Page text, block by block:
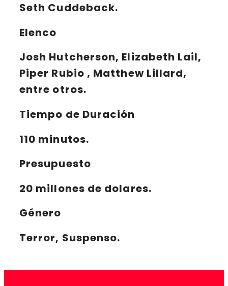
Seth Cuddeback.
Elenco
Josh Hutcherson, Elizabeth Lail,
Piper Rubio , Matthew Lillard,
entre otros.
Tiempo de Duración
110 minutos.
Presupuesto
20 millones de dolares.
Género
Terror, Suspenso.